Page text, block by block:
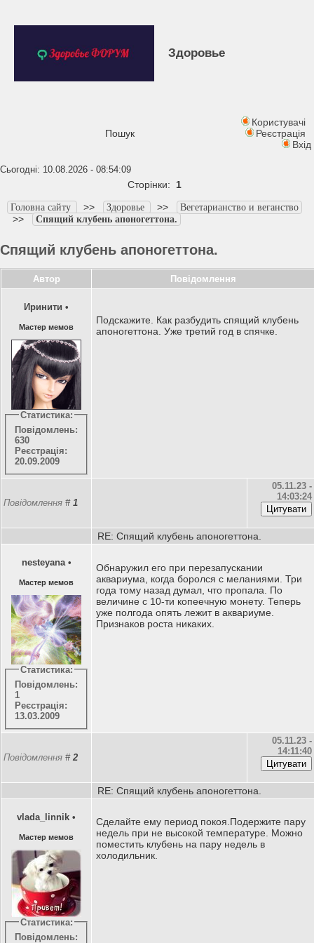
Здоровье
Пошук
Користувачі
Реєстрація
Вхід
Сьогодні: 10.08.2026 - 08:54:09
Сторінки: 1
Головна сайту >> Здоровье >> Вегетарианство и веганство
>> Спящий клубень апоногеттона.
Спящий клубень апоногеттона.
Автор Повідомлення
Иринити •
Мастер мемов
Статистика:
Повідомлень:
630
Реєстрація:
20.09.2009
Подскажите. Как разбудить спящий клубень
апоногеттона. Уже третий год в спячке.
Повідомлення # 1
05.11.23 -
14:03:24
RE: Спящий клубень апоногеттона.
nesteyana •
Мастер мемов
Статистика:
Повідомлень:
1
Реєстрація:
13.03.2009
Обнаружил его при перезапускании
аквариума, когда боролся с меланиями. Три
года тому назад думал, что пропала. По
величине с 10-ти копеечную монету. Теперь
уже полгода опять лежит в аквариуме.
Признаков роста никаких.
Повідомлення # 2
05.11.23 -
14:11:40
RE: Спящий клубень апоногеттона.
vlada_linnik •
Мастер мемов
Статистика:
Повідомлень:
Сделайте ему период покоя.Подержите пару
недель при не высокой температуре. Можно
поместить клубень на пару недель в
холодильник.